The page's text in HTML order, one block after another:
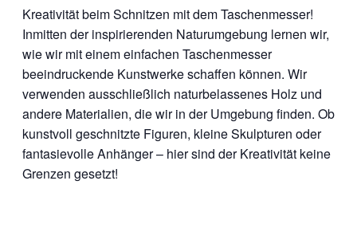
Kreativität beim Schnitzen mit dem Taschenmesser!
Inmitten der inspirierenden Naturumgebung lernen wir,
wie wir mit einem einfachen Taschenmesser
beeindruckende Kunstwerke schaffen können. Wir
verwenden ausschließlich naturbelassenes Holz und
andere Materialien, die wir in der Umgebung finden. Ob
kunstvoll geschnitzte Figuren, kleine Skulpturen oder
fantasievolle Anhänger – hier sind der Kreativität keine
Grenzen gesetzt!